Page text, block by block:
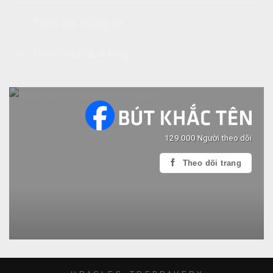
129.000 Người theo dõi
Theo dõi trang